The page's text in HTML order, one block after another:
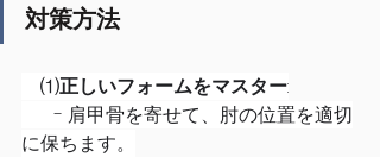
対策方法
⑴正しいフォームをマスター:
に保ちます。